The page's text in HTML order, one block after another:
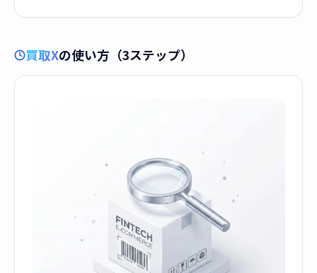
買取Xの使い方（3ステップ）